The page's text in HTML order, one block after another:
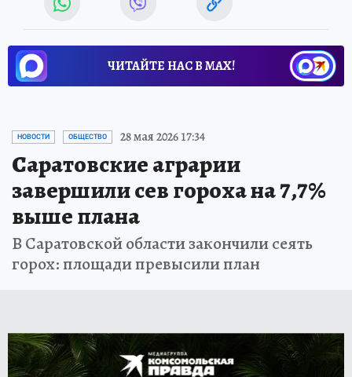
ЧИТАЙТЕ НАС В МАХ!
НОВОСТИ ОБЩЕСТВО 28 мая 2026 17:34
Саратовские аграрии
завершили сев гороха на 7,7%
выше плана
В Саратовской области закончили сеять
горох: площади превысили план